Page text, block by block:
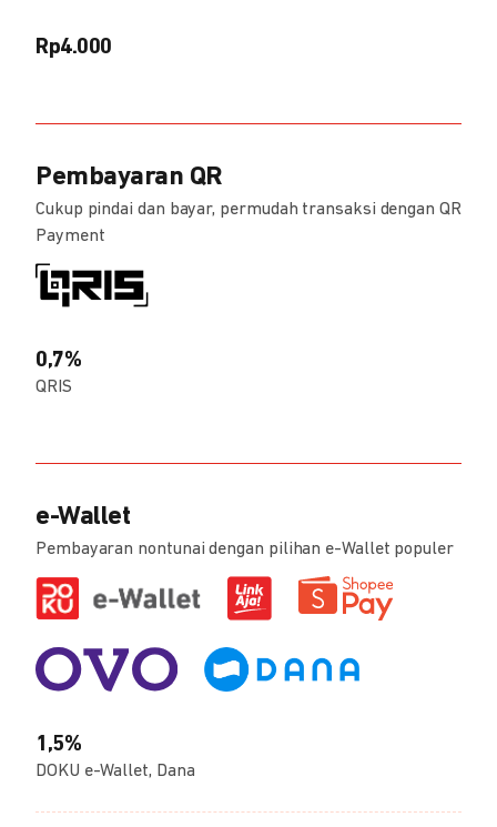
Rp4.000
Pembayaran QR
Cukup pindai dan bayar, permudah transaksi dengan QR
Payment
0,7%
QRIS
e-Wallet
Pembayaran nontunai dengan pilihan e-Wallet populer
1,5%
DOKU e-Wallet, Dana